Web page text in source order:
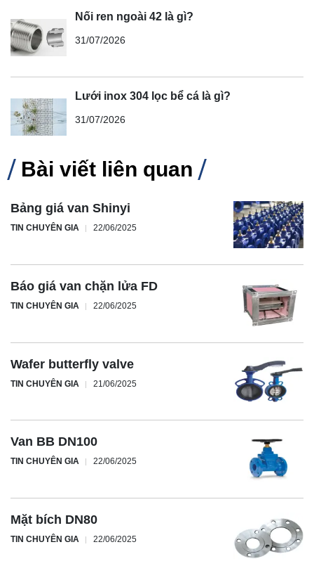
Nối ren ngoài 42 là gì?
31/07/2026
Lưới inox 304 lọc bể cá là gì?
31/07/2026
Bài viết liên quan
Bảng giá van Shinyi
TIN CHUYÊN GIA 22/06/2025
Báo giá van chặn lửa FD
TIN CHUYÊN GIA 22/06/2025
Wafer butterfly valve
TIN CHUYÊN GIA 21/06/2025
Van BB DN100
TIN CHUYÊN GIA 22/06/2025
Mặt bích DN80
TIN CHUYÊN GIA 22/06/2025